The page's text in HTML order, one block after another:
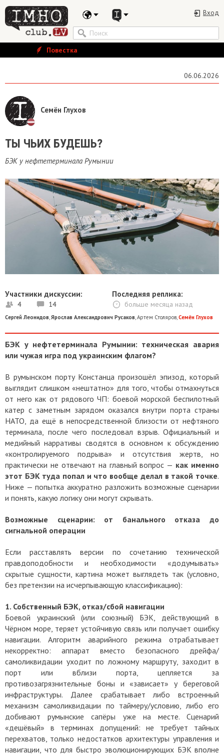
Вход
Повестка
06.06.2026
Семён Глухов
ТЫ ЧЬИХ БУДЕШЬ?
БЭК у нефтетерминала Румынии
Участники дискуссии:
4 14
Последняя реплика:
больше месяца назад
Сергей Леонидов Ярослав Александрович Русаков Артем Столяров Семён Глухов
БЭК у нефтетерминала Румынии: техническая авария
или чужая игра под украинским флагом?
В румынском порту Констанца произошёл эпизод, который
выглядит слишком «нештатно» для того, чтобы отмахнуться
от него как от рядового ЧП: боевой морской беспилотный
катер с заметным зарядом оказался внутри порта страны
НАТО, да ещё в непосредственной близости от нефтяного
терминала, после чего последовал взрыв. Официальный и
медийный нарративы сводятся в основном к обсуждению
«контролируемого подрыва» и отсутствия жертв, но
практически не отвечают на главный вопрос — как именно
этот БЭК туда попал и что вообще делал в такой точке.
Ниже — попытка аккуратно разложить возможные сценарии
и понять, какую логику они могут скрывать.
Возможные сценарии: от банального отказа до
сигнальной операции
Если расставлять версии по сочетанию технической
правдоподобности и необходимости «додумывать»
скрытые сущности, картина может выглядеть так (условно,
без претензии на исчерпывающую классификацию):
1. Собственный БЭК, отказ/сбой навигации
Боевой украинский (или союзный) БЭК, действующий в
Чёрном море, теряет устойчивую связь или получает ошибку
навигации. Алгоритм аварийного режима отрабатывает
некорректно: аппарат вместо безопасного дрейфа/
самоликвидации уходит по ложному маршруту, заходит в
порт или вблизи порта, цепляется за
противозагрязнительные боны и «зависает» у береговой
инфраструктуры. Далее срабатывает либо встроенный
механизм самоликвидации по таймеру/условию, либо его
добивают румынские сапёры уже на месте. Сценарий
«дешёвый» в терминах допущений: не требует тайных
перехватов, только недостатков архитектуры управления и
навигации, что для быстро эволюционирующих БЭК вполне